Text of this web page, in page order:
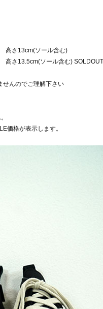
さ13cm(ソール含む)
さ13.5cm(ソール含む) SOLDOUT
せんのでご理解下さい
価格が表示します。